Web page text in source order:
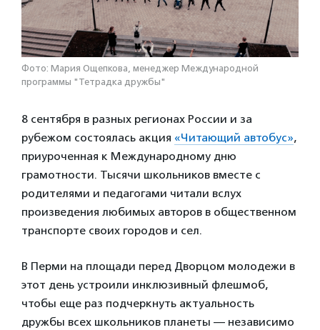
Фото: Мария Ощепкова, менеджер Международной
программы "Тетрадка дружбы"
8 сентября в разных регионах России и за
рубежом состоялась акция «Читающий автобус»,
приуроченная к Международному дню
грамотности. Тысячи школьников вместе с
родителями и педагогами читали вслух
произведения любимых авторов в общественном
транспорте своих городов и сел.
В Перми на площади перед Дворцом молодежи в
этот день устроили инклюзивный флешмоб,
чтобы еще раз подчеркнуть актуальность
дружбы всех школьников планеты — независимо